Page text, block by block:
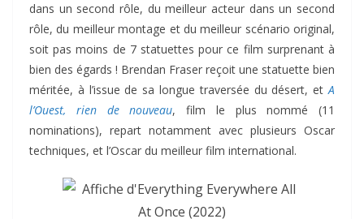
dans un second rôle, du meilleur acteur dans un second
rôle, du meilleur montage et du meilleur scénario original,
soit pas moins de 7 statuettes pour ce film surprenant à
bien des égards ! Brendan Fraser reçoit une statuette bien
méritée, à l’issue de sa longue traversée du désert, etA
l’Ouest, rien de nouveau, film le plus nommé (11
nominations), repart notamment avec plusieurs Oscar
techniques, et l’Oscar du meilleur film international.